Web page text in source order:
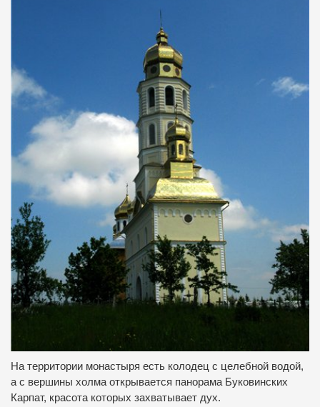
На территории монастыря есть колодец с целебной водой,
а с вершины холма открывается панорама Буковинских
Карпат, красота которых захватывает дух.